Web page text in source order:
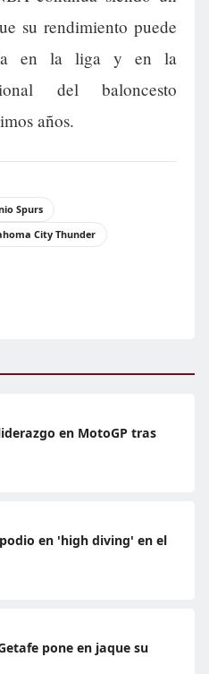
su rendimiento puede
en la liga y en la
del baloncesto
años.
Spurs
City Thunder
en MotoGP tras
en 'high diving' en el
pone en jaque su